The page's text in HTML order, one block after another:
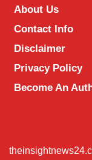
About Us
Contact Info
Disclaimer
Privacy Policy
Become An